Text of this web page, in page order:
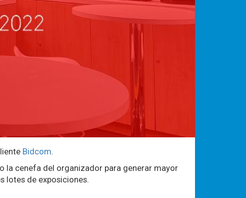
Bidcom.
la cenefa del organizador para generar mayor
lotes de exposiciones.